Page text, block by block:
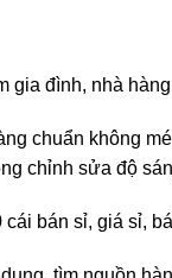
gia đình, nhà
chuẩn không
chỉnh sửa độ
cái bán sỉ, giá sỉ,